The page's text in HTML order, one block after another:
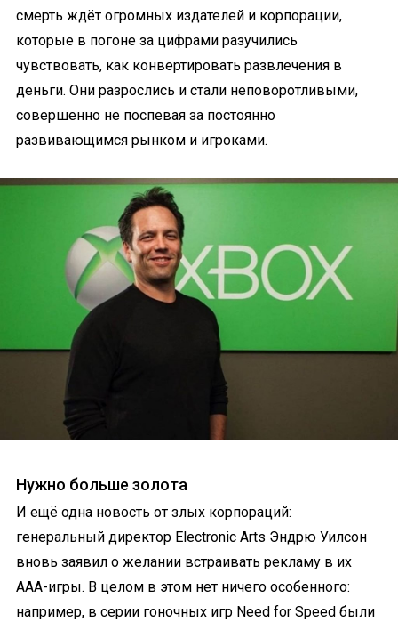
смерть ждёт огромных издателей и корпорации,
которые в погоне за цифрами разучились
чувствовать, как конвертировать развлечения в
деньги. Они разрослись и стали неповоротливыми,
совершенно не поспевая за постоянно
развивающимся рынком и игроками.
Нужно больше золота
И ещё одна новость от злых корпораций:
генеральный директор Electronic Arts Эндрю Уилсон
вновь заявил о желании встраивать рекламу в их
ААА-игры. В целом в этом нет ничего особенного:
например, в серии гоночных игр Need for Speed были